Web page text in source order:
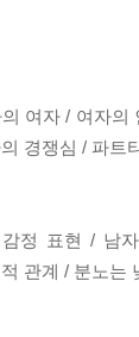
여자 / 여자
경쟁심 / 파
정 표현 / 남
관계 / 분노